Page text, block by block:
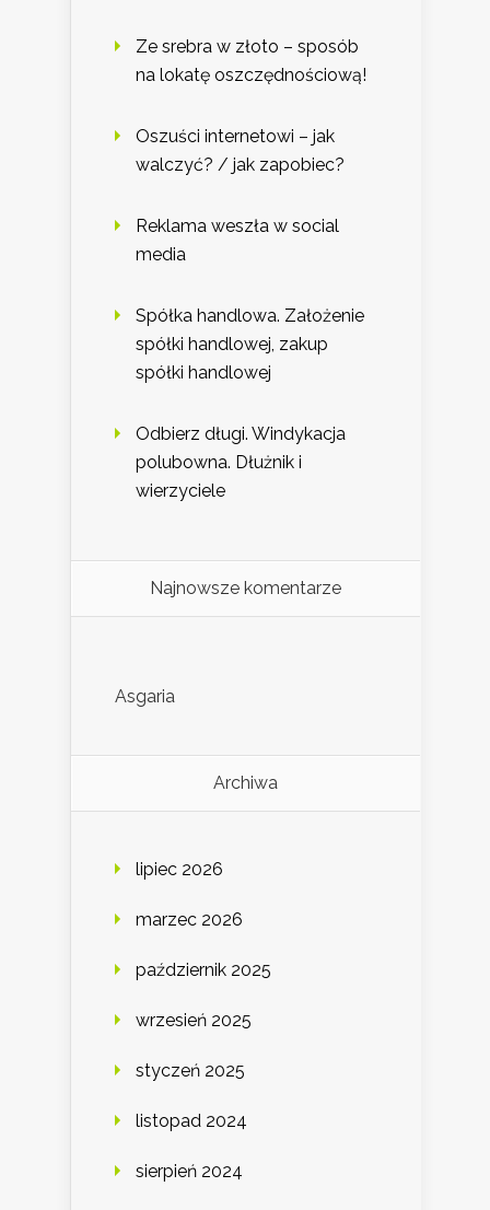
Ze srebra w złoto – sposób
na lokatę oszczędnościową!
Oszuści internetowi – jak
walczyć? / jak zapobiec?
Reklama weszła w social
media
Spółka handlowa. Założenie
spółki handlowej, zakup
spółki handlowej
Odbierz długi. Windykacja
polubowna. Dłużnik i
wierzyciele
Najnowsze komentarze
Asgaria
Archiwa
lipiec 2026
marzec 2026
październik 2025
wrzesień 2025
styczeń 2025
listopad 2024
sierpień 2024